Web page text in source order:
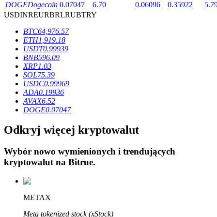
Blokady BTR
Ekskluzywne inwestycje dla posiadaczy BTR
DOGEDogecoin 0.07047 6.70 0.06096 0.35922
USDINREURBRLRUBTRY
BTC64,976.57
ETH1,919.18
USDT0.99939
BNB596.09
XRP1.03
SOL75.39
USDC0.99969
ADA0.19936
AVAX6.52
DOGE0.07047
Odkryj więcej kryptowalut
Wybór nowo wymienionych i trendujących
kryptowalut na Bitrue.
METAX
Meta tokenized stock (xStock)